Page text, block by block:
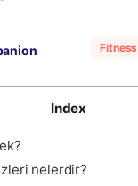
Fitness
Index
nelerdir?